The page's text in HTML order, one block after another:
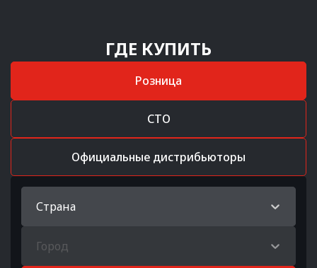
ГДЕ КУПИТЬ
Розница
СТО
Официальные дистрибьюторы
Страна
Город